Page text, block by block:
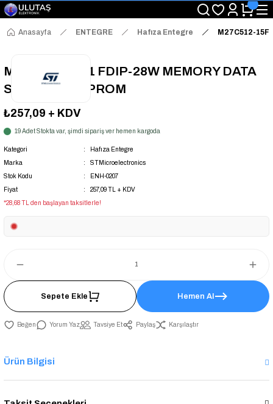
"Saat 14:00'a Kadar Verilen Siparişlerde Aynı Gün Kargo Avantajı!
"Binlerce Ürün Çeşitliliği ile Stoktan Hemen Teslim."
"Toptan Fiyatına Perakende Satış Avantajını Kaçırmayın!"
Anasayfa ENTEGRE Hafıza Entegre M27C512-
M27C512-15F1 FDIP-28W MEMORY DATA
STORAGE EEPROM
₺257,09 + KDV
19 Adet Stokta var, şimdi sipariş ver hemen kargoda
Kategori
Hafıza Entegre
Marka
STMicroelectronics
Stok Kodu
ENH-0207
Fiyat
257,09 TL + KDV
*28,68 TL den başlayan taksitlerle!
Sepete Ekle Hemen Al
Yorum Yaz Tavsiye Et Paylaş Karşılaştır
Ürün Bilgisi